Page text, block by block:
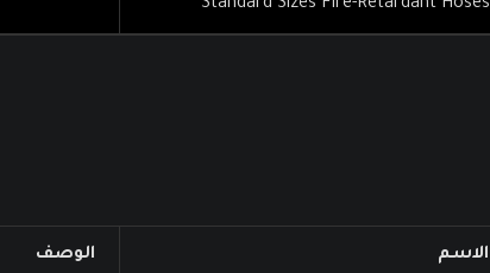
Standard Sizes Fire-Retardant Hoses
الاسم الوصف